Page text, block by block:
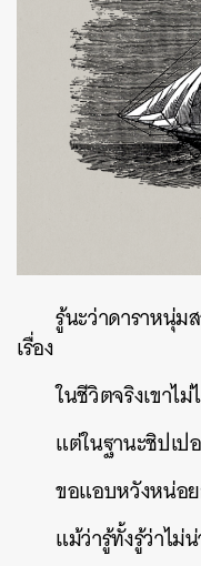
รู้นะว่าดาราหนุ่
เรื่อง
ในชีวิตจริงเขาไ
แต่ในฐานะชิปเป
ขอแอบหวังหน่อ
แม้ว่ารู้ทั้งรู้ว่าไม่